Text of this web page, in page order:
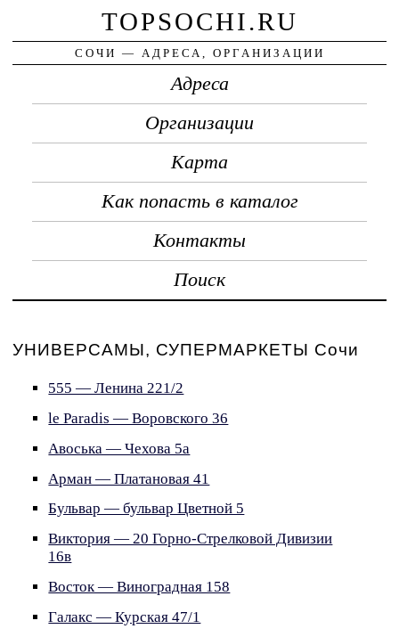
TOPSOCHI.RU
СОЧИ — АДРЕСА, ОРГАНИЗАЦИИ
Адреса
Организации
Карта
Как попасть в каталог
Контакты
Поиск
УНИВЕРСАМЫ, СУПЕРМАРКЕТЫ Сочи
555 — Ленина 221/2
le Paradis — Воровского 36
Авоська — Чехова 5а
Арман — Платановая 41
Бульвар — бульвар Цветной 5
Виктория — 20 Горно-Стрелковой Дивизии
16в
Восток — Виноградная 158
Галакс — Курская 47/1